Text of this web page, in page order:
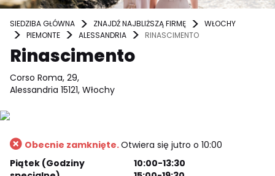
SIEDZIBA GŁÓWNA ZNAJDŹ NAJBLIŻSZĄ FIRMĘ
WŁOCHY
PIEMONTE
ALESSANDRIA RINASCIMENTO
Rinascimento
Corso Roma, 29,
Alessandria 15121, Włochy
Obecnie zamknięte.Otwiera się jutro o 10:00
Piątek (Godziny
10:00-13:30